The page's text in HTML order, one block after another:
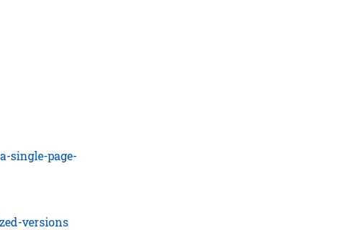
single-page-
versions